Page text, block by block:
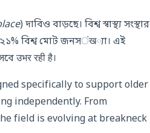
) দাবিও বাড়ছে। বিশ্ব স্বাস্থ্য সংস্থার
বিশ্ব মোট জনসंख্যা। এই
उभर रही है।
specifically to support older
independently. From
field is evolving at breakneck